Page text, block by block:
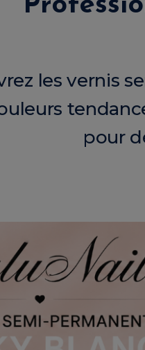
les vernis
pour